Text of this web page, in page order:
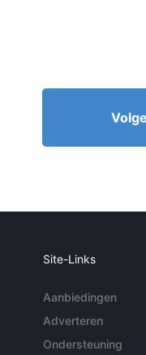
Site-Links
Aanbiedingen
Adverteren
Ondersteuning